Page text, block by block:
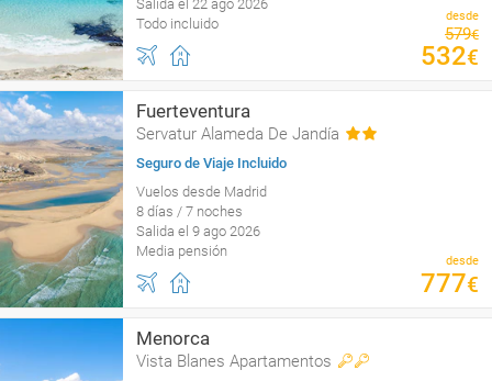
Salida el 22 ago 2026
Todo incluido
desde
579€
532€
Fuerteventura
Servatur Alameda De Jandía
Seguro de Viaje Incluido
Vuelos desde Madrid
8 días / 7 noches
Salida el 9 ago 2026
Media pensión
desde
777€
Menorca
Vista Blanes Apartamentos